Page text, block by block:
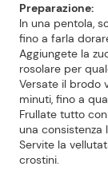
Preparazione:
In una pentola,
fino a farla
Aggiungete la
rosolare per
Versate il brodo
minuti, fino a
Frullate tutto
una consistenza
Servite la
crostini.